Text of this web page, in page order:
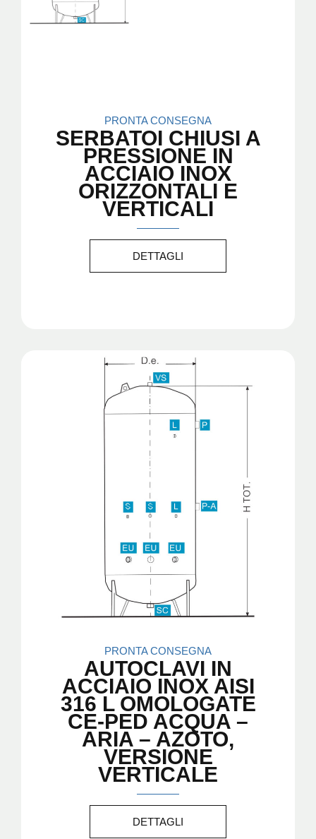
PRONTA CONSEGNA
SERBATOI CHIUSI A
PRESSIONE IN
ACCIAIO INOX
ORIZZONTALI E
VERTICALI
DETTAGLI
PRONTA CONSEGNA
AUTOCLAVI IN
ACCIAIO INOX AISI
316 L OMOLOGATE
CE-PED ACQUA –
ARIA – AZOTO,
VERSIONE
VERTICALE
DETTAGLI